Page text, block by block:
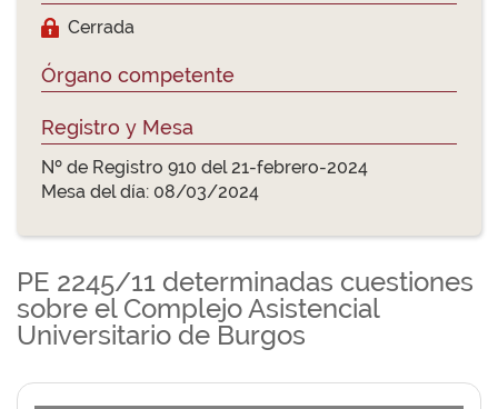
Cerrada
Órgano competente
Registro y Mesa
Nº de Registro 910 del 21-febrero-2024
Mesa del día: 08/03/2024
PE 2245/11 determinadas cuestiones
sobre el Complejo Asistencial
Universitario de Burgos